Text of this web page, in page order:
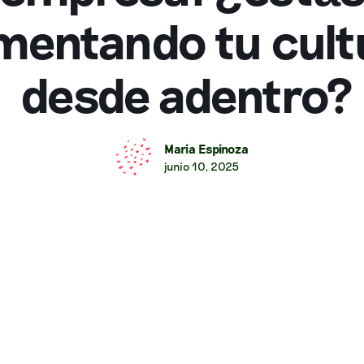
tu
desde adentro?
Maria Espinoza
junio 10, 2025